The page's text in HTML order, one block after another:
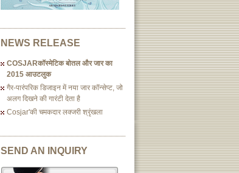
NEWS RELEASE
COSJARकॉस्मेटिक बोतल और जार का
2015 आउटलुक
गैर-पारंपरिक डिजाइन में नया जार कॉन्सेप्ट, जो
अलग दिखने की गारंटी देता है
Cosjar'की चमकदार लक्जरी श्रृंखला
SEND AN INQUIRY